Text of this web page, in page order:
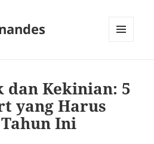
dan Kekinian: 5
yang Harus
Ini